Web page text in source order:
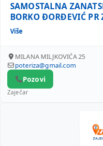
SAMOSTALNA
BORKO ĐORĐEVIĆ PR
Više
MILANA MILJKOVIĆA 25
poteriza@gmail.com
Pozovi
Zaječar